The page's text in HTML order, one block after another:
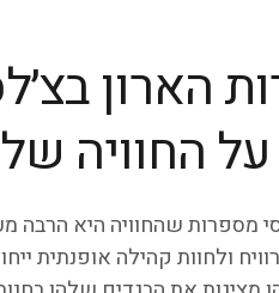
הארון
החוויה
מספרות שהחוויה היא הרבה
ולחוות קהילה אופנתית